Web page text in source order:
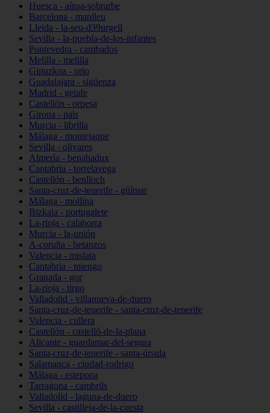
Huesca - aínsa-sobrarbe
Barcelona - manlleu
Lleida - la-seu-d39urgell
Sevilla - la-puebla-de-los-infantes
Pontevedra - cambados
Melilla - melilla
Gipuzkoa - orio
Guadalajara - sigüenza
Madrid - getafe
Castellón - orpesa
Girona - pals
Murcia - librilla
Málaga - montejaque
Sevilla - olivares
Almería - benahadux
Cantabria - torrelavega
Castellón - benlloch
Santa-cruz-de-tenerife - güímar
Málaga - mollina
Bizkaia - portugalete
La-rioja - calahorra
Murcia - la-unión
A-coruña - betanzos
Valencia - mislata
Cantabria - miengo
Granada - gor
La-rioja - tirgo
Valladolid - villanueva-de-duero
Santa-cruz-de-tenerife - santa-cruz-de-tenerife
Valencia - cullera
Castellón - castelló-de-la-plana
Alicante - guardamar-del-segura
Santa-cruz-de-tenerife - santa-úrsula
Salamanca - ciudad-rodrigo
Málaga - estepona
Tarragona - cambrils
Valladolid - laguna-de-duero
Sevilla - castilleja-de-la-cuesta